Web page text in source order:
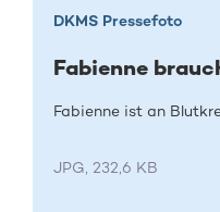
DKMS Pressefoto
Fabienne
Fabienne ist an
JPG, 232,6 KB